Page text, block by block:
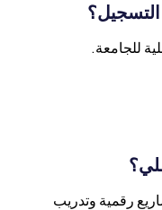
للجامعة.
رقمية وتدريب